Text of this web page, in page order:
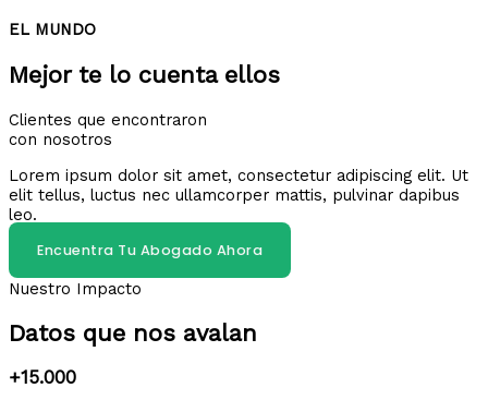
EL MUNDO
Mejor te lo cuenta ellos
Clientes que encontraron
con nosotros
Lorem ipsum dolor sit amet, consectetur adipiscing elit. Ut
elit tellus, luctus nec ullamcorper mattis, pulvinar dapibus
leo.
Encuentra Tu Abogado Ahora
Nuestro Impacto
Datos que nos avalan
+15.000